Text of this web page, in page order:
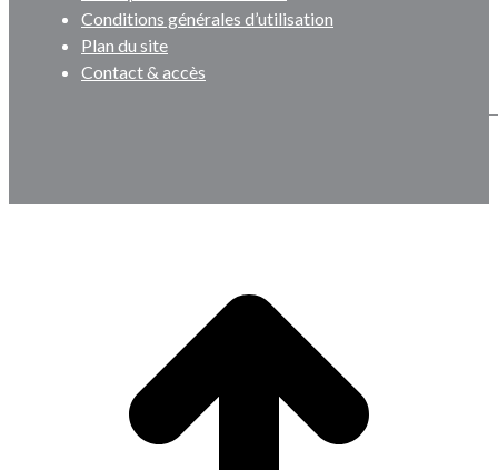
Conditions générales d’utilisation
Plan du site
Contact & accès